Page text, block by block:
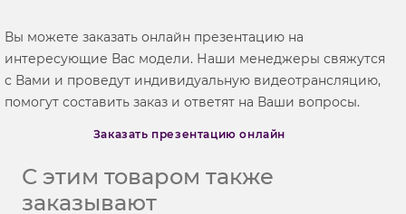
Вы можете заказать онлайн презентацию на
интересующие Вас модели. Наши менеджеры свяжутся
с Вами и проведут индивидуальную видеотрансляцию,
помогут составить заказ и ответят на Ваши вопросы.
Заказать презентацию онлайн
С этим товаром также
заказывают